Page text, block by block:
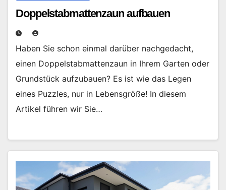
Doppelstabmattenzaun aufbauen
Haben Sie schon einmal darüber nachgedacht,
einen Doppelstabmattenzaun in Ihrem Garten oder
Grundstück aufzubauen? Es ist wie das Legen
eines Puzzles, nur in Lebensgröße! In diesem
Artikel führen wir Sie…